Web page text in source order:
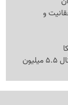
و
رکوردشکنی تاریخی بورس؛ شاخص کل وارد کانال 5.5 میلیون